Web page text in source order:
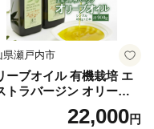
県瀬戸内市
ーブオイル 有機栽培 エ
トラバージン オリーブ
ル シングル 2本 セット
ガニック 調味料 油 オリ
22,000円